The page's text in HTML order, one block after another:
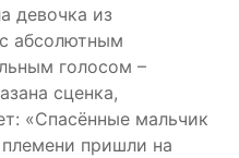
девочка из
абсолютным
голосом –
сценка,
«Спасённые мальчик
пришли на